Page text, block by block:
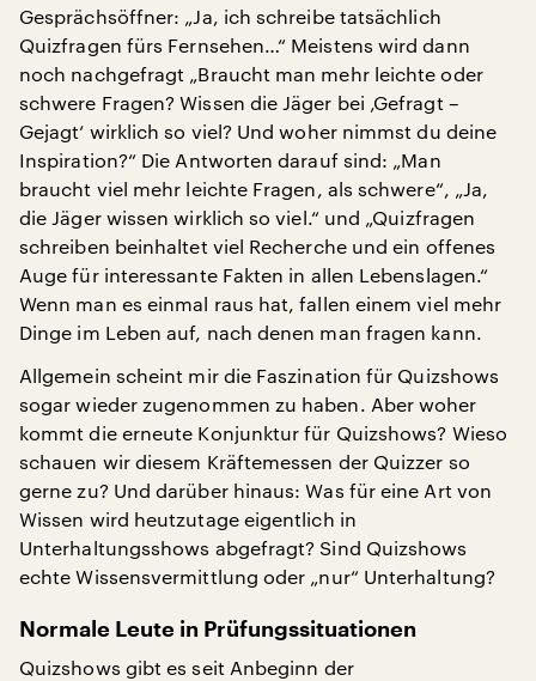
Gesprächsöffner: „Ja, ich schreibe tatsächlich
Quizfragen fürs Fernsehen…“ Meistens wird dann
noch nachgefragt „Braucht man mehr leichte oder
schwere Fragen? Wissen die Jäger bei ‚Gefragt –
Gejagt‘ wirklich so viel? Und woher nimmst du deine
Inspiration?“ Die Antworten darauf sind: „Man
braucht viel mehr leichte Fragen, als schwere“, „Ja,
die Jäger wissen wirklich so viel.“ und „Quizfragen
schreiben beinhaltet viel Recherche und ein offenes
Auge für interessante Fakten in allen Lebenslagen.“
Wenn man es einmal raus hat, fallen einem viel mehr
Dinge im Leben auf, nach denen man fragen kann.
Allgemein scheint mir die Faszination für Quizshows
sogar wieder zugenommen zu haben. Aber woher
kommt die erneute Konjunktur für Quizshows? Wieso
schauen wir diesem Kräftemessen der Quizzer so
gerne zu? Und darüber hinaus: Was für eine Art von
Wissen wird heutzutage eigentlich in
Unterhaltungsshows abgefragt? Sind Quizshows
echte Wissensvermittlung oder „nur“ Unterhaltung?
Normale Leute in Prüfungssituationen
Quizshows gibt es seit Anbeginn der